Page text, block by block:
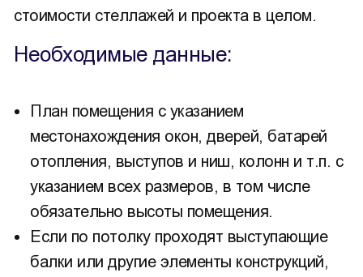
стоимости стеллажей и проекта в целом.
Необходимые данные:
План помещения с указанием
местонахождения окон, дверей, батарей
отопления, выступов и ниш, колонн и т.п. с
указанием всех размеров, в том числе
обязательно высоты помещения.
Если по потолку проходят выступающие
балки или другие элементы конструкций,